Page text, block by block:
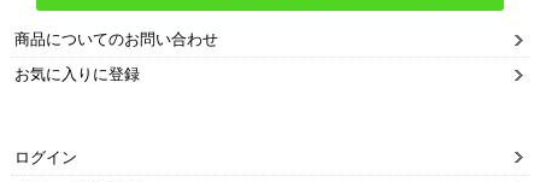
商品についてのお問い合わせ
お気に入りに登録
ログイン